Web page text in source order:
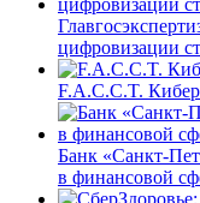
цифровизации
F.A.C.C.T.
Банк «Санкт-
в финансовой